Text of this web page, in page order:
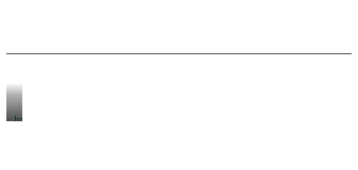
https://xn-